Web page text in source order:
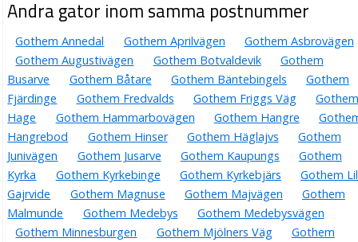
Andra gator inom samma postnummer
Gothem Annedal Gothem Aprilvägen
Gothem Asbrovägen
Gothem Augustivägen
Gothem Botvaldevik
Gothem
Busarve
Gothem Båtare Gothem Bäntebingels
Gothem
Fjärdinge
Gothem Fredvalds Gothem Friggs Väg
Gothem
Hage
Gothem Hammarbovägen Gothem Hangre
Hangrebod
Gothem Hinser Gothem Häglajvs
Gothem
Junivägen
Gothem Jusarve Gothem Kaupungs
Gothem
Kyrka
Gothem Kyrkebinge Gothem Kyrkebjärs
Gothem
Gajrvide
Gothem Magnuse Gothem Majvägen
Gothem
Malmunde
Gothem Medebys
Gothem Medebysvägen
Gothem Minnesburgen
Gothem Mjölners Väg
Gothem